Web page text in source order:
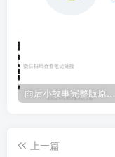
雨后小故事完整版原片动态图（图+文字解说版）
上一篇